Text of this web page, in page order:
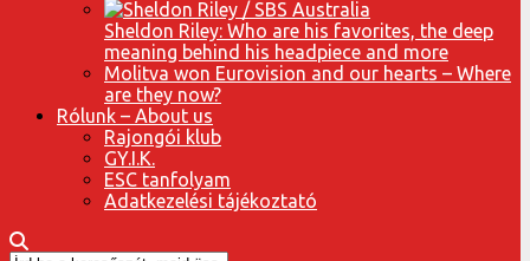
Sheldon Riley: Who are his favorites, the deep
meaning behind his headpiece and more
Molitva won Eurovision and our hearts – Where
are they now?
Rólunk – About us
Rajongói klub
GY.I.K.
ESC tanfolyam
Adatkezelési tájékoztató